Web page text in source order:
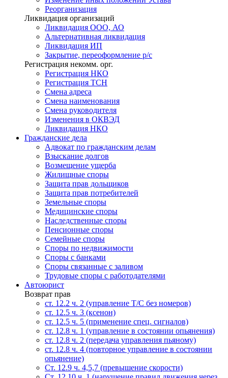
Реорганизация
Ликвидация организаций
Ликвидация ООО, АО
Альтернативная ликвидация
Ликвидация ИП
Закрытие, переоформление р/с
Регистрация некомм. орг.
Регистрация НКО
Регистрация ТСН
Смена адреса
Смена наименования
Смена руководителя
Изменения в ОКВЭД
Ликвидация НКО
Гражданские дела
Адвокат по гражданским делам
Взыскание долгов
Возмещение ущерба
Жилищные споры
Защита прав дольщиков
Защита прав потребителей
Земельные споры
Медицинские споры
Наследственные споры
Пенсионные споры
Семейные споры
Cпоры по недвижимости
Споры с банками
Споры связанные с заливом
Трудовые споры с работодателями
Автоюрист
Возврат прав
ст. 12.2 ч. 2 (управление Т/С без номеров)
ст. 12.5 ч. 3 (ксенон)
ст. 12.5 ч. 5 (применение спец. сигналов)
cт. 12.8 ч. 1 (управление в состоянии опьянения)
ст. 12.8 ч. 2 (передача управления пьяному)
ст. 12.8 ч. 4 (повторное управление в состоянии
опьянение)
Ст. 12.9 ч. 4,5,7 (превышение скорости)